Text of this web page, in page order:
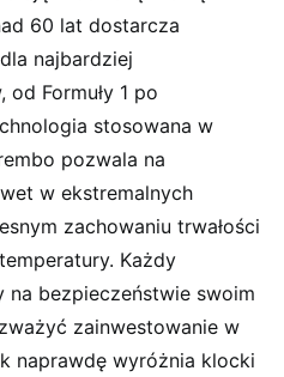
60 lat dostarcza
najbardziej
Formuły 1 po
stosowana w
pozwala na
w ekstremalnych
zachowaniu trwałości
Każdy
na bezpieczeństwie swoim
zainwestowanie w
naprawdę wyróżnia klocki